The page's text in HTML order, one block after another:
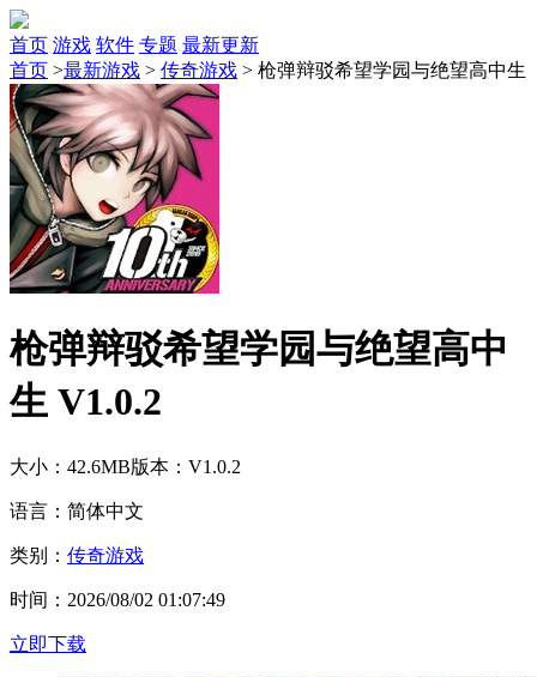
首页 游戏 软件 专题 最新更新
首页 >最新游戏 > 传奇游戏 > 枪弹辩驳希望学园与绝望高中生
枪弹辩驳希望学园与绝望高中
生 V1.0.2
大小：42.6MB版本：V1.0.2
语言：简体中文
类别： 传奇游戏
时间：2026/08/02 01:07:49
立即下载